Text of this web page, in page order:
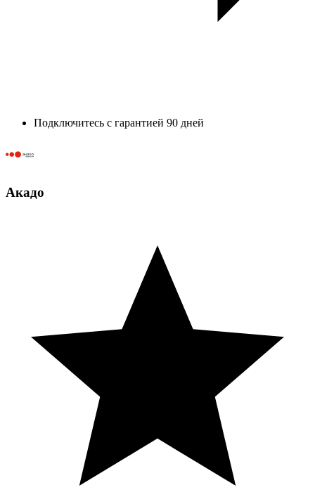
Подключитесь с гарантией 90 дней
Акадо